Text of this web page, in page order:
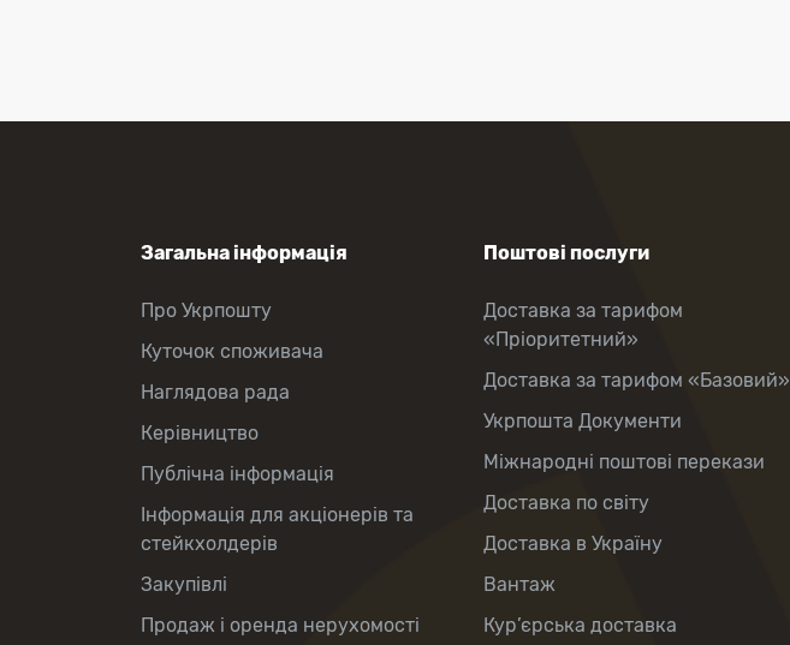
Продаж товарів
Загальна інформація
Про Укрпошту
Куточок споживача
Наглядова рада
Керівництво
Публічна інформація
Інформація для акціонерів та
стейкхолдерів
Закупівлі
Продаж і оренда нерухомості
Поштові послуги
Доставка за тарифом
«Пріоритетний»
Доставка за тарифом «Базовий»
Укрпошта Документи
Міжнародні поштові перекази
Доставка по світу
Доставка в Україну
Вантаж
Кур’єрська доставка